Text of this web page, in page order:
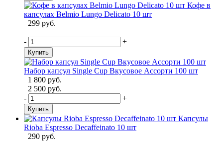
Кофе в
капсулах Belmio Lungo Delicato 10 шт
299 руб.
- +
Купить
Набор капсул Single Cup Вкусовое Ассорти 100 шт
1 800 руб.
2 500 руб.
-
+
Купить
Капсулы
Rioba Espresso Decaffeinato 10 шт
290 руб.